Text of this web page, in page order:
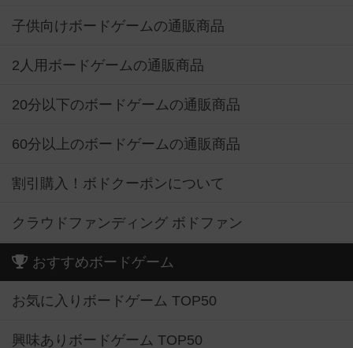
子供向けボードゲームの通販商品
2人用ボードゲームの通販商品
20分以下のボードゲームの通販商品
60分以上のボードゲームの通販商品
割引購入！ボドクーポンについて
クラウドファンディング ボドファン
おすすめボードゲーム
お気に入りボードゲーム TOP50
興味ありボードゲーム TOP50